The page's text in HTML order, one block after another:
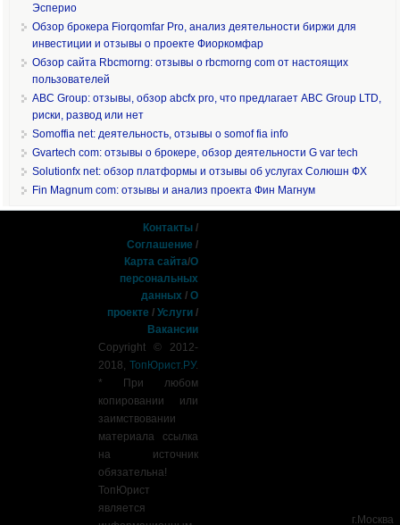
Эсперио
Обзор брокера Fiorqomfar Pro, анализ деятельности биржи для
инвестиции и отзывы о проекте Фиоркомфар
Обзор сайта Rbcmorng: отзывы о rbcmorng com от настоящих
пользователей
ABC Group: отзывы, обзор abcfx pro, что предлагает ABC Group LTD,
риски, развод или нет
Somoffia net: деятельность, отзывы о somof fia info
Gvartech com: отзывы о брокере, обзор деятельности G var tech
Solutionfx net: обзор платформы и отзывы об услугах Солюшн ФХ
Fin Magnum com: отзывы и анализ проекта Фин Магнум
Контакты /
Соглашение /
Карта сайта/О
персональных
данных /О
проекте /Услуги /
Вакансии
Copyright © 2012-
2018,ТопЮрист.РУ.
* При любом
копировании или
заимствовании
материала ссылка
на источник
обязательна!
ТопЮрист
является
г.Москва